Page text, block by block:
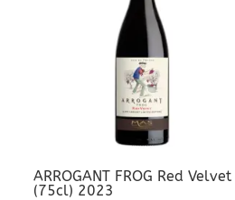
ARROGANT FROG Red Velvet
(75cl) 2023